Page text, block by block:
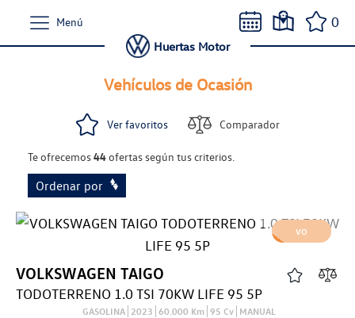
Menú 0
Huertas Motor
Vehículos de Ocasión
Ver favoritos Comparador
Te ofrecemos44ofertas según tus criterios.
Ordenar por
VO
VOLKSWAGEN TAIGO
TODOTERRENO 1.0 TSI 70KW LIFE 95 5P
GASOLINA 2023 60.000 Km 95 Cv MANUAL